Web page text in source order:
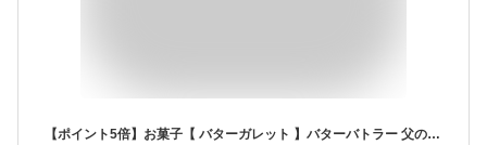
【ポイント5倍】お菓子【 バターガレット 】バターバトラー 父の日 個包装 スイーツ ガレット 焼き菓子 洋菓子 内祝 お祝 出産祝 お礼 おしゃれ 職場 退職 ご挨拶 手土産 人気 おすすめ 選べる入数 プレゼント ギフト お中元 御中元